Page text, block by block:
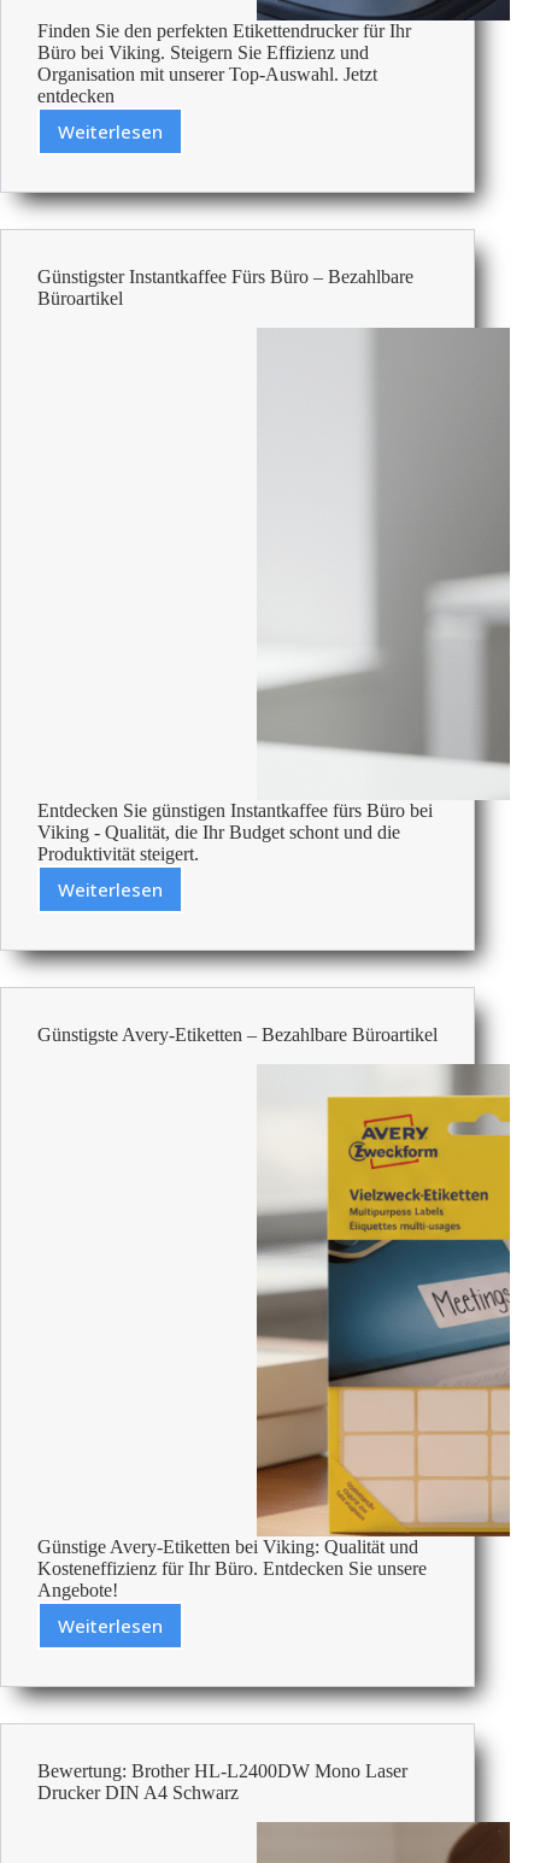
Finden Sie den perfekten Etikettendrucker für Ihr
Büro bei Viking. Steigern Sie Effizienz und
Organisation mit unserer Top-Auswahl. Jetzt
entdecken
Weiterlesen
Die
Etikettendrucker
Fürs
Büro
Günstigster Instantkaffee Fürs Büro – Bezahlbare
Büroartikel
Entdecken Sie günstigen Instantkaffee fürs Büro bei
Viking - Qualität, die Ihr Budget schont und die
Produktivität steigert.
Weiterlesen
Günstigster
Fürs
Büro
–
Büroartikel
Günstigste Avery-Etiketten – Bezahlbare Büroartikel
Günstige Avery-Etiketten bei Viking: Qualität und
Kosteneffizienz für Ihr Büro. Entdecken Sie unsere
Angebote!
Weiterlesen
Günstigste
Etiketten
–
Bezahlbare
Bewertung: Brother HL-L2400DW Mono Laser
Drucker DIN A4 Schwarz